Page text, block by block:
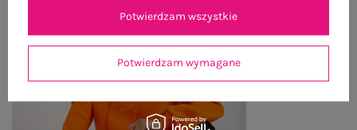
Potwierdzam wymagane
Potwierdzam wszystkie